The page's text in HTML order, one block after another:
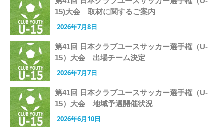
15)大会 取材に関するご案内
2026年7月8日
第41回 日本クラブユースサッカー選手権（U-
15）大会 出場チーム決定
2026年7月7日
第41回 日本クラブユースサッカー選手権（U-
15）大会 地域予選開催状況
2026年6月10日